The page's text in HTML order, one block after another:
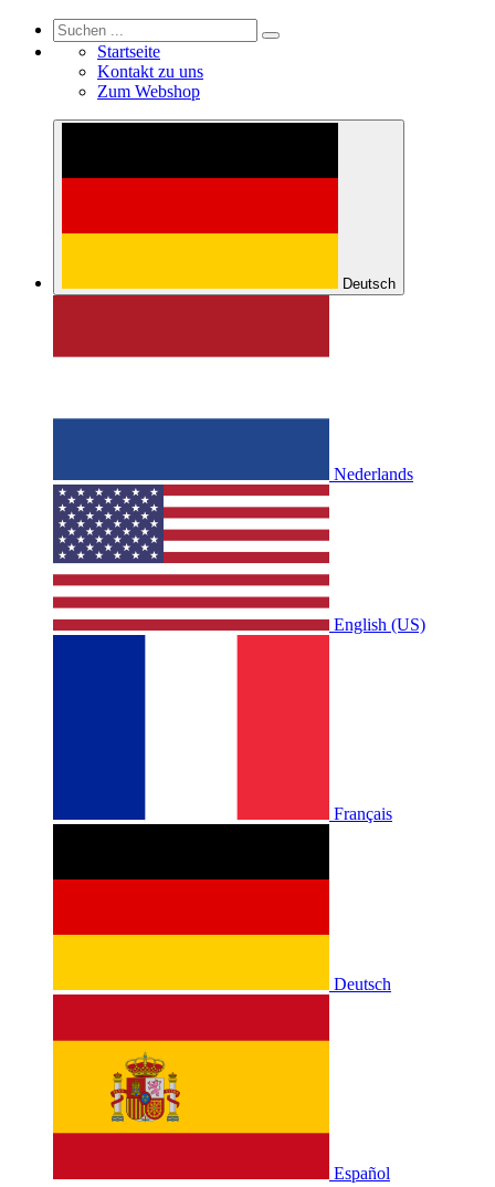
Startseite
Kontakt zu uns
Zum Webshop
Deutsch
Nederlands
English (US)
Français
Deutsch
Español